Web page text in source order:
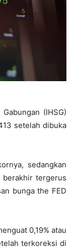
(IHSG)
setelah dibuka
sedangkan
berakhir tergerus
bunga the FED
0,19% atau
terkoreksi di